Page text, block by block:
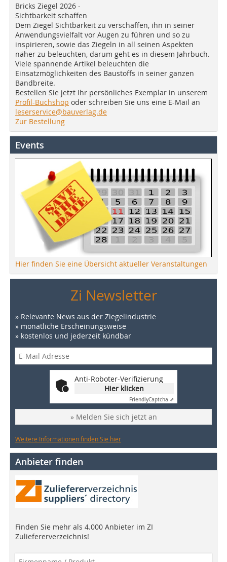
Bricks Ziegel 2026 -
Sichtbarkeit schaffen
Dem Ziegel Sichtbarkeit zu verschaffen, ihn in seiner
Anwendungsvielfalt vor Augen zu führen und so zu
inspirieren, sowie das Ziegeln in all seinen Aspekten
näher zu beleuchten, darum geht es in diesem Jahrbuch.
Viele spannende Artikel beleuchten die
Einsatzmöglichkeiten des Baustoffs in seiner ganzen
Bandbreite.
Bestellen Sie jetzt Ihr persönliches Exemplar in unserem
Profil-Buchshop oder schreiben Sie uns eine E-Mail an
leserservice@bauverlag.de
Zur Bestellung
Events
Hier finden Sie eine Übersicht aktueller Veranstaltungen
Zi Newsletter
» Relevante News aus der Ziegelindustrie
» monatliche Erscheinungsweise
» kostenlos und jederzeit kündbar
Anti-Roboter-Verifizierung
Hier klicken
FriendlyCaptcha ⇗
» Melden Sie sich jetzt an
Weitere Informationen finden Sie hier
Anbieter finden
Finden Sie mehr als 4.000 Anbieter im ZI
Zuliefererverzeichnis!